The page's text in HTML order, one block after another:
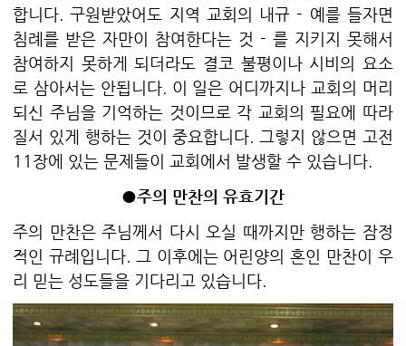
합니다. 구원받았어도 지역 교회의 내규 - 예를 들자면
침례를 받은 자만이 참여한다는 것 - 를 지키지 못해서
참여하지 못하게 되더라도 결코 불평이나 시비의 요소
로 삼아서는 안됩니다. 이 일은 어디까지나 교회의 머리
되신 주님을 기억하는 것이므로 각 교회의 필요에 따라
질서 있게 행하는 것이 중요합니다. 그렇지 않으면 고전
11장에 있는 문제들이 교회에서 발생할 수 있습니다.
●주의 만찬의 유효기간
주의 만찬은 주님께서 다시 오실 때까지만 행하는 잠정
적인 규례입니다. 그 이후에는 어린양의 혼인 만찬이 우
리 믿는 성도들을 기다리고 있습니다.